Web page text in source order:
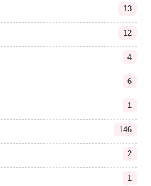
13
12
4
6
1
146
2
1